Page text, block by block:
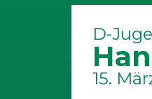
D-
15.